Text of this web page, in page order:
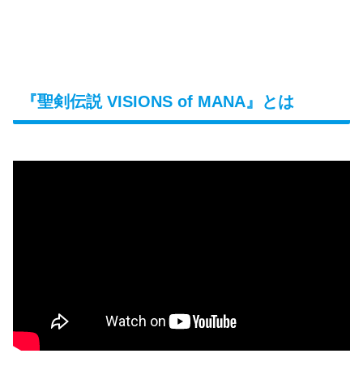
『聖剣伝説 VISIONS of MANA』とは